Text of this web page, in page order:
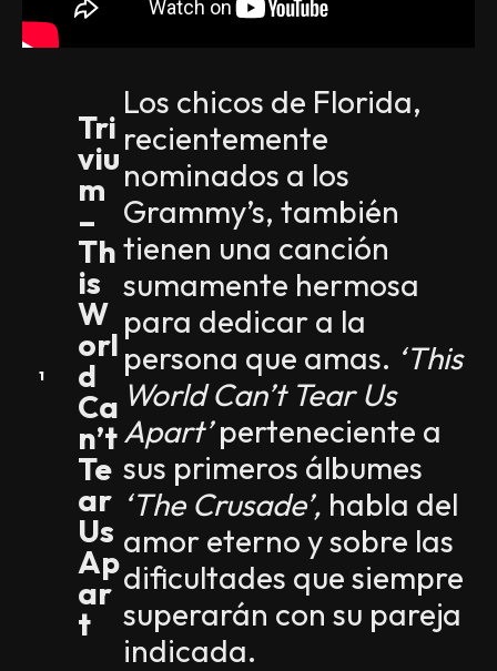
Tri
viu
m
–
Th
is
W
orl
d
Ca
n’t
Te
ar
Us
Ap
ar
t
Los chicos de Florida,
recientemente
nominados a los
Grammy’s, también
tienen una canción
sumamente hermosa
para dedicar a la
persona que amas. ‘This
World Can’t Tear Us
Apart’perteneciente a
sus primeros álbumes
‘The Crusade’, habla del
amor eterno y sobre las
dificultades que siempre
superarán con su pareja
indicada.